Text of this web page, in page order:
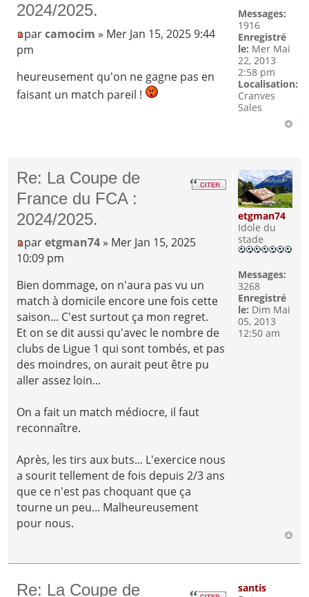
2024/2025.
parcamocim » Mer Jan 15, 2025 9:44
pm
heureusement qu'on ne gagne pas en
faisant un match pareil !
Messages:
1916
Enregistré
le: Mer Mai
22, 2013
2:58 pm
Localisation:
Cranves
Sales
Re: La Coupe de
France du FCA :
2024/2025.
paretgman74 » Mer Jan 15, 2025
10:09 pm
Bien dommage, on n'aura pas vu un
match à domicile encore une fois cette
saison... C'est surtout ça mon regret.
Et on se dit aussi qu'avec le nombre de
clubs de Ligue 1 qui sont tombés, et pas
des moindres, on aurait peut être pu
aller assez loin...
On a fait un match médiocre, il faut
reconnaître.
Après, les tirs aux buts... L'exercice nous
a sourit tellement de fois depuis 2/3 ans
que ce n'est pas choquant que ça
tourne un peu... Malheureusement
pour nous.
etgman74
Idole du
stade
Messages:
3268
Enregistré
le: Dim Mai
05, 2013
12:50 am
Re: La Coupe de
santis